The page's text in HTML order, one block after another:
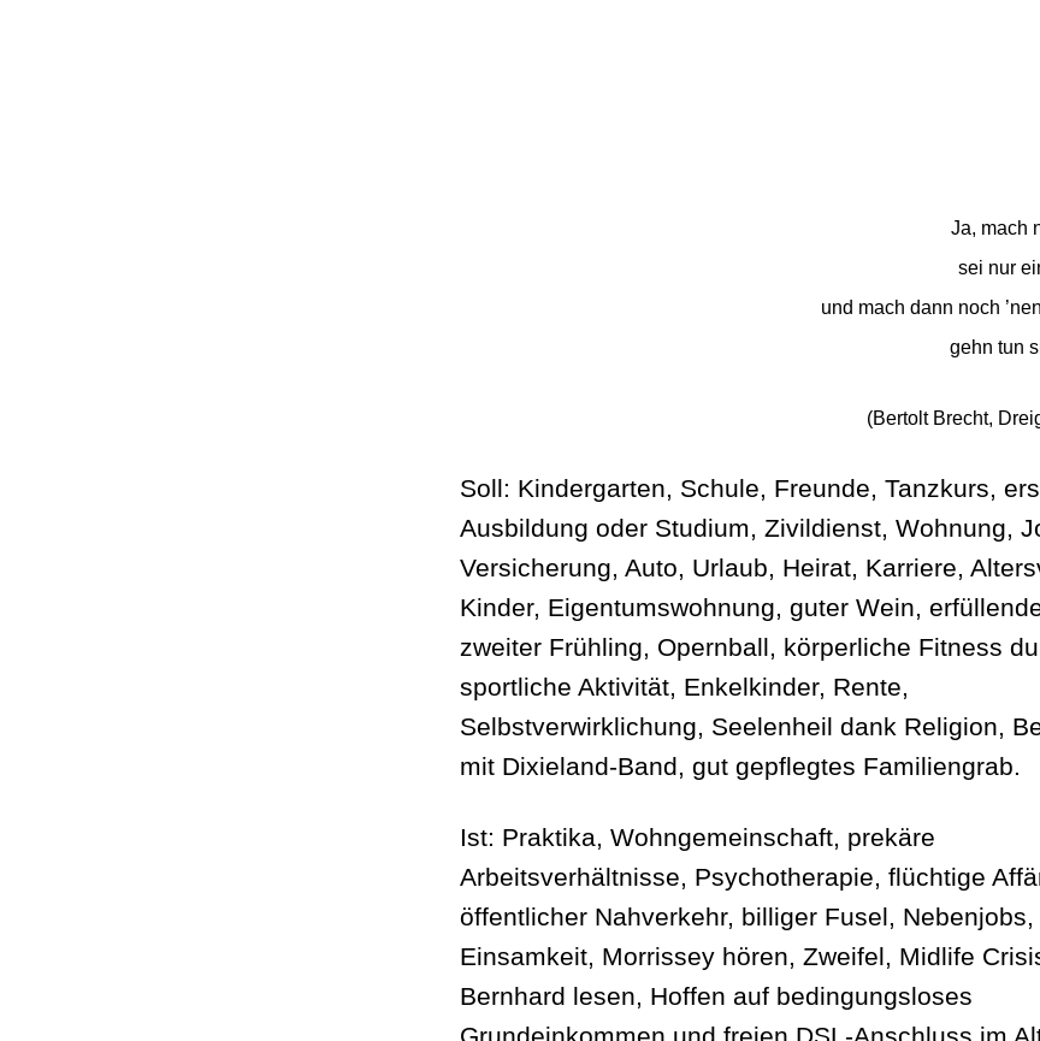
Ja, mach
sei nur
und mach dann noch
gehn tun
(Bertolt Brecht,
Soll: Kindergarten, Schule, Freunde, Tanzkurs,
Ausbildung oder Studium, Zivildienst, Wohnung,
Versicherung, Auto, Urlaub, Heirat, Karriere,
Kinder, Eigentumswohnung, guter Wein,
zweiter Frühling, Opernball, körperliche Fitness
sportliche Aktivität, Enkelkinder, Rente,
Selbstverwirklichung, Seelenheil dank Religion,
mit Dixieland-Band, gut gepflegtes Familiengrab.
Ist: Praktika, Wohngemeinschaft, prekäre
Arbeitsverhältnisse, Psychotherapie, flüchtige
öffentlicher Nahverkehr, billiger Fusel, Nebenjobs,
Einsamkeit, Morrissey hören, Zweifel, Midlife
Bernhard lesen, Hoffen auf bedingungsloses
Grundeinkommen und freien DSL-Anschluss im